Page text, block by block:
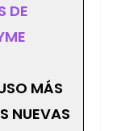
DE
MÁS
NUEVAS